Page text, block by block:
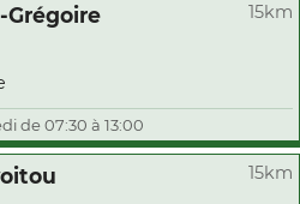
Grégoire 15km
de 07:30 à 13:00
15km